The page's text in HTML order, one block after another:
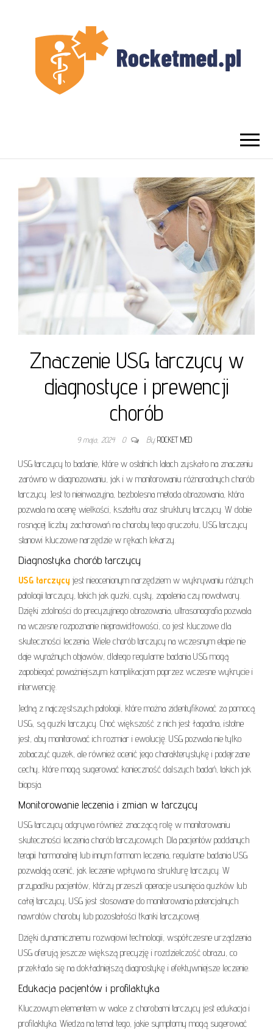
WARSZAWA
Znaczenie USG tarczycy w
diagnostyce i prewencji
chorób
9 maja, 2024 0 By ROCKET MED
USG tarczycy to badanie, które w ostatnich latach zyskało na znaczeniu
zarówno w diagnozowaniu, jak i w monitorowaniu różnorodnych chorób
tarczycy. Jest to nieinwazyjna, bezbolesna metoda obrazowania, która
pozwala na ocenę wielkości, kształtu oraz struktury tarczycy. W dobie
rosnącej liczby zachorowań na choroby tego gruczołu, USG tarczycy
stanowi kluczowe narzędzie w rękach lekarzy.
Diagnostyka chorób tarczycy
USG tarczycy jest nieocenionym narzędziem w wykrywaniu różnych
patologii tarczycy, takich jak guzki, cysty, zapalenia czy nowotwory.
Dzięki zdolności do precyzyjnego obrazowania, ultrasonografia pozwala
na wczesne rozpoznanie nieprawidłowości, co jest kluczowe dla
skuteczności leczenia. Wiele chorób tarczycy na wczesnym etapie nie
daje wyraźnych objawów, dlatego regularne badania USG mogą
zapobiegać poważniejszym komplikacjom poprzez wczesne wykrycie i
interwencję.
Jedną z najczęstszych patologii, które można zidentyfikować za pomocą
USG, są guzki tarczycy. Choć większość z nich jest łagodna, istotne
jest, aby monitorować ich rozmiar i ewolucję. USG pozwala nie tylko
zobaczyć guzek, ale również ocenić jego charakterystykę i podejrzane
cechy, które mogą sugerować konieczność dalszych badań, takich jak
biopsja.
Monitorowanie leczenia i zmian w tarczycy
USG tarczycy odgrywa również znaczącą rolę w monitorowaniu
skuteczności leczenia chorób tarczycowych. Dla pacjentów poddanych
terapii hormonalnej lub innym formom leczenia, regularne badania USG
pozwalają ocenić, jak leczenie wpływa na strukturę tarczycy. W
przypadku pacjentów, którzy przeszli operacje usunięcia guzków lub
całej tarczycy, USG jest stosowane do monitorowania potencjalnych
nawrotów choroby lub pozostałości tkanki tarczycowej.
Dzięki dynamicznemu rozwojowi technologii, współczesne urządzenia
USG oferują jeszcze większą precyzję i rozdzielczość obrazu, co
przekłada się na dokładniejszą diagnostykę i efektywniejsze leczenie.
Edukacja pacjentów i profilaktyka
Kluczowym elementem w walce z chorobami tarczycy jest edukacja i
profilaktyka. Wiedza na temat tego, jakie symptomy mogą sugerować